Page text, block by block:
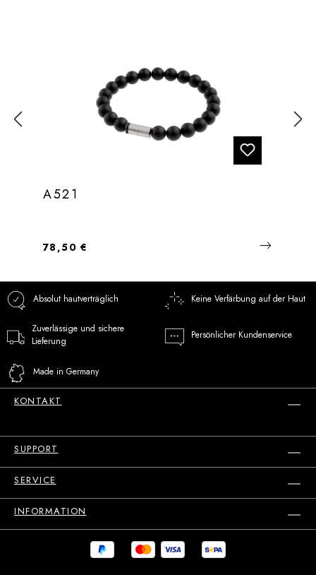
A521
Regulärer Preis:
78,50 €
Absolut hautverträglich Keine Verfärbung auf der Haut
Zuverlässige und sichere
Lieferung
Persönlicher Kundenservice
Made in Germany
KONTAKT
SUPPORT
SERVICE
INFORMATION